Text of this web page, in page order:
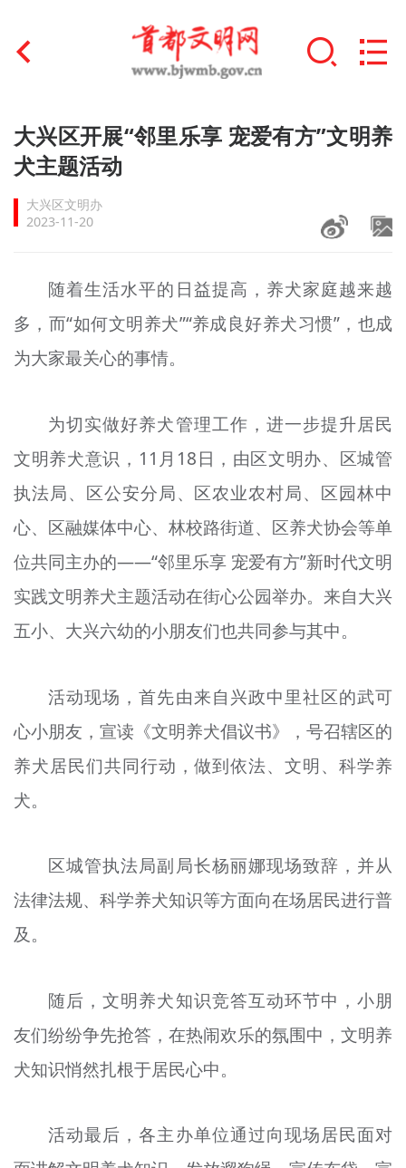
首页
文明创建
文明实践
未成年人思想道德建设
榜样人物
+
文明评论
北京宣传文化引导基金
宣传思想文化人才
专题
资料库
+
大兴区开展“邻里乐享 宠爱有方”文明养
犬主题活动
大兴区文明办
2023-11-20
随着生活水平的日益提高，养犬家庭越来越
多，而“如何文明养犬”“养成良好养犬习惯”，也成
为大家最关心的事情。
为切实做好养犬管理工作，进一步提升居民
文明养犬意识，11月18日，由区文明办、区城管
执法局、区公安分局、区农业农村局、区园林中
心、区融媒体中心、林校路街道、区养犬协会等单
位共同主办的——“邻里乐享 宠爱有方”新时代文明
实践文明养犬主题活动在街心公园举办。来自大兴
五小、大兴六幼的小朋友们也共同参与其中。
活动现场，首先由来自兴政中里社区的武可
心小朋友，宣读《文明养犬倡议书》，号召辖区的
养犬居民们共同行动，做到依法、文明、科学养
犬。
区城管执法局副局长杨丽娜现场致辞，并从
法律法规、科学养犬知识等方面向在场居民进行普
及。
随后，文明养犬知识竞答互动环节中，小朋
友们纷纷争先抢答，在热闹欢乐的氛围中，文明养
犬知识悄然扎根于居民心中。
活动最后，各主办单位通过向现场居民面对